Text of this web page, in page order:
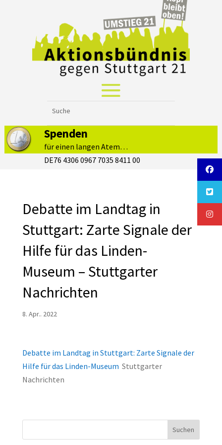
Spenden
für einen langen Atem…
DE76 4306 0967 7035 8411 00
Debatte im Landtag in
Stuttgart: Zarte Signale der
Hilfe für das Linden-
Museum – Stuttgarter
Nachrichten
8. Apr.. 2022
Debatte im Landtag in Stuttgart: Zarte Signale der
Hilfe für das Linden-Museum Stuttgarter
Nachrichten
Suchen